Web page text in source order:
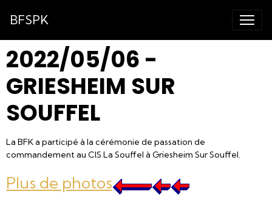
BFSPK
2022/05/06 -
GRIESHEIM SUR
SOUFFEL
La BFK a participé à la cérémonie de passation de
commandement au CIS La Souffel à Griesheim Sur Souffel.
Plus de photos